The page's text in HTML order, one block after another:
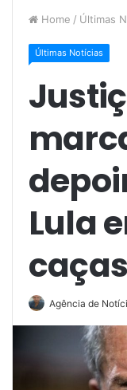
Home / Últimas
Últimas Notícias
Lula
Agência de